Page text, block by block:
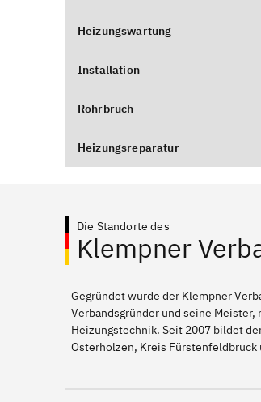
Heizungswartung
Installation
Rohrbruch
Heizungsreparatur
Die Standorte des
Klempner
Gegründet wurde der Klempner
Verbandsgründer und seine
Heizungstechnik. Seit 2007 bildet
Osterholzen, Kreis Fürstenfeldbruck